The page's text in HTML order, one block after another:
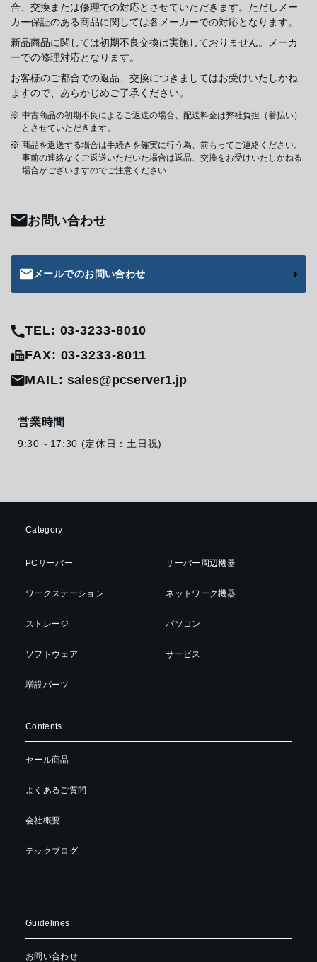
合、交換または修理での対応とさせていただきます。ただしメー
カー保証のある商品に関しては各メーカーでの対応となります。
新品商品に関しては初期不良交換は実施しておりません。メーカ
ーでの修理対応となります。
お客様のご都合での返品、交換につきましてはお受けいたしかね
ますので、あらかじめご了承ください。
中古商品の初期不良によるご返送の場合、配送料金は弊社負担（着払い）
とさせていただきます。
商品を返送する場合は手続きを確実に行う為、前もってご連絡ください。
事前の連絡なくご返送いただいた場合は返品、交換をお受けいたしかねる
場合がございますのでご注意ください
お問い合わせ
メールでのお問い合わせ
TEL: 03-3233-8010
FAX: 03-3233-8011
MAIL:sales@pcserver1.jp
営業時間
9:30～17:30 (定休日：土日祝)
Category
PCサーバー
ワークステーション
ストレージ
ソフトウェア
増設パーツ
サーバー周辺機器
ネットワーク機器
パソコン
サービス
Contents
セール商品
よくあるご質問
会社概要
テックブログ
Guidelines
お問い合わせ